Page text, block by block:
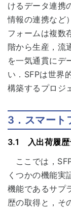
けるデータ連携
情報の連携など
フォームは複数
階から生産，流
を一気通貫にデ
い．SFPは世界
構築するプロジ
3．スマート
3.1 入出荷履歴
ここでは，
くつかの機能実
機能であるサプ
歴の取得と，そ